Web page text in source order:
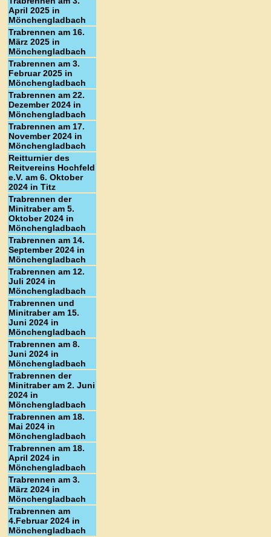
April 2025 in
Mönchengladbach
Trabrennen am 16.
März 2025 in
Mönchengladbach
Trabrennen am 3.
Februar 2025 in
Mönchengladbach
Trabrennen am 22.
Dezember 2024 in
Mönchengladbach
Trabrennen am 17.
November 2024 in
Mönchengladbach
Reitturnier des
Reitvereins Hochfeld
e.V. am 6. Oktober
2024 in Titz
Trabrennen der
Minitraber am 5.
Oktober 2024 in
Mönchengladbach
Trabrennen am 14.
September 2024 in
Mönchengladbach
Trabrennen am 12.
Juli 2024 in
Mönchengladbach
Trabrennen und
Minitraber am 15.
Juni 2024 in
Mönchengladbach
Trabrennen am 8.
Juni 2024 in
Mönchengladbach
Trabrennen der
Minitraber am 2. Juni
2024 in
Mönchengladbach
Trabrennen am 18.
Mai 2024 in
Mönchengladbach
Trabrennen am 18.
April 2024 in
Mönchengladbach
Trabrennen am 3.
März 2024 in
Mönchengladbach
Trabrennen am
4.Februar 2024 in
Mönchengladbach